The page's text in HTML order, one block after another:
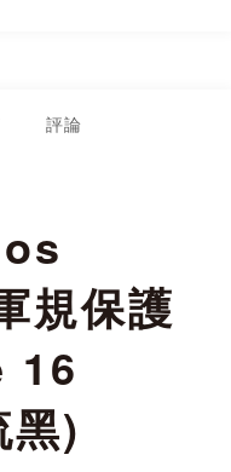
評論
規保護
16
)